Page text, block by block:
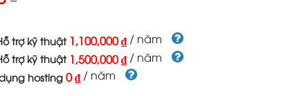
trợ kỹ thuật 1,100,000 ₫ / năm
trợ kỹ thuật 1,500,000 ₫ / năm
hosting 0 ₫ / năm